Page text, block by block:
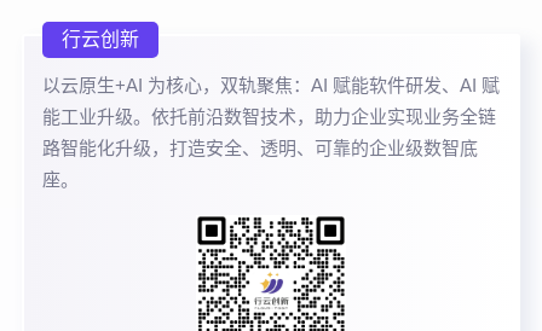
行云创新
以云原生+AI 为核心，双轨聚焦：AI 赋能软件研发、AI 赋
能工业升级。依托前沿数智技术，助力企业实现业务全链
路智能化升级，打造安全、透明、可靠的企业级数智底
座。